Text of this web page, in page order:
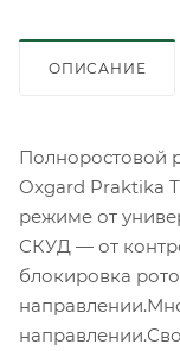
ОПИСАНИЕ
Полноростовой
Oxgard Praktika
режиме от
СКУД — от
блокировка